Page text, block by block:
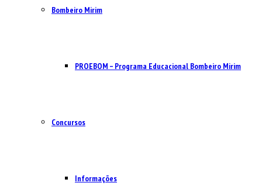
Bombeiro Mirim
PROEBOM – Programa Educacional Bombeiro Mirim
Concursos
Informações